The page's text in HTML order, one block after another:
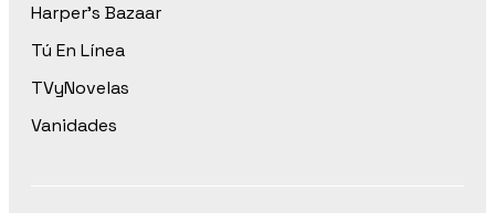
Harper’s Bazaar
Tú En Línea
TVyNovelas
Vanidades